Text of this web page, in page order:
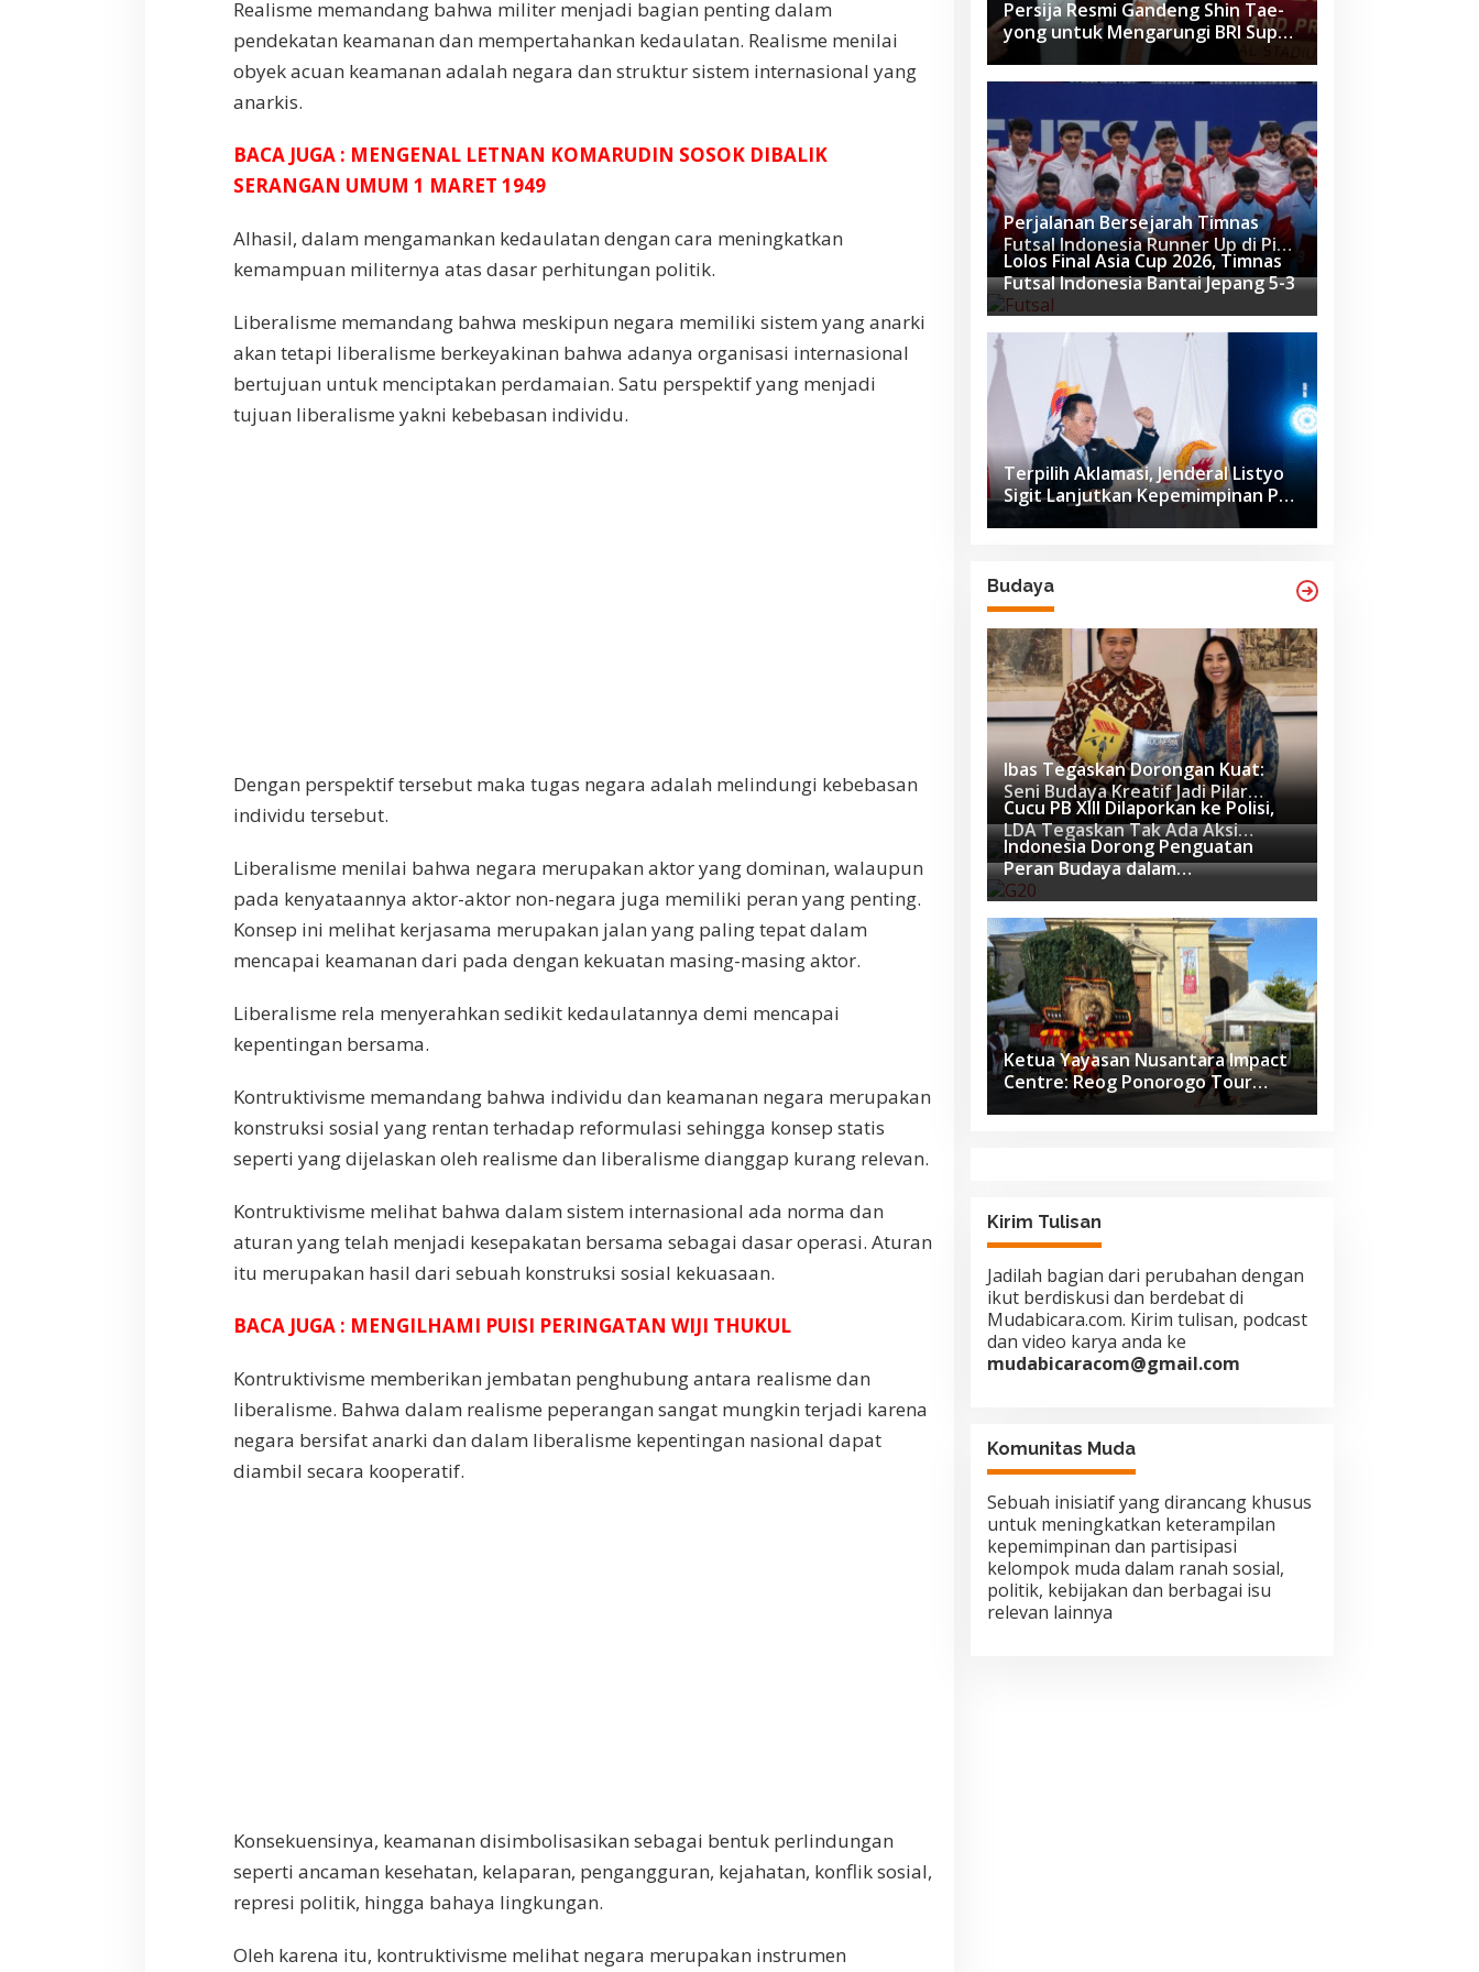
n
Realisme memandang bahwa militer menjadi bagian penting dalam
pendekatan keamanan dan mempertahankan kedaulatan. Realisme menilai
obyek acuan keamanan adalah negara dan struktur sistem internasional yang
anarkis.
BACA JUGA : MENGENAL LETNAN KOMARUDIN SOSOK DIBALIK
SERANGAN UMUM 1 MARET 1949
Alhasil, dalam mengamankan kedaulatan dengan cara meningkatkan
kemampuan militernya atas dasar perhitungan politik.
Liberalisme memandang bahwa meskipun negara memiliki sistem yang anarki
akan tetapi liberalisme berkeyakinan bahwa adanya organisasi internasional
bertujuan untuk menciptakan perdamaian. Satu perspektif yang menjadi
tujuan liberalisme yakni kebebasan individu.
Dengan perspektif tersebut maka tugas negara adalah melindungi kebebasan
individu tersebut.
Liberalisme menilai bahwa negara merupakan aktor yang dominan, walaupun
pada kenyataannya aktor-aktor non-negara juga memiliki peran yang penting.
Konsep ini melihat kerjasama merupakan jalan yang paling tepat dalam
mencapai keamanan dari pada dengan kekuatan masing-masing aktor.
Liberalisme rela menyerahkan sedikit kedaulatannya demi mencapai
kepentingan bersama.
Kontruktivisme memandang bahwa individu dan keamanan negara merupakan
konstruksi sosial yang rentan terhadap reformulasi sehingga konsep statis
seperti yang dijelaskan oleh realisme dan liberalisme dianggap kurang relevan.
Kontruktivisme melihat bahwa dalam sistem internasional ada norma dan
aturan yang telah menjadi kesepakatan bersama sebagai dasar operasi. Aturan
itu merupakan hasil dari sebuah konstruksi sosial kekuasaan.
BACA JUGA : MENGILHAMI PUISI PERINGATAN WIJI THUKUL
Kontruktivisme memberikan jembatan penghubung antara realisme dan
liberalisme. Bahwa dalam realisme peperangan sangat mungkin terjadi karena
negara bersifat anarki dan dalam liberalisme kepentingan nasional dapat
diambil secara kooperatif.
Konsekuensinya, keamanan disimbolisasikan sebagai bentuk perlindungan
seperti ancaman kesehatan, kelaparan, pengangguran, kejahatan, konflik sosial,
represi politik, hingga bahaya lingkungan.
Oleh karena itu, kontruktivisme melihat negara merupakan instrumen
Persija Resmi Gandeng Shin Tae-
yong untuk Mengarungi BRI Super
League 2026-2027
Perjalanan Bersejarah Timnas
Futsal Indonesia Runner Up di Piala
Asia Futsal 2026
Lolos Final Asia Cup 2026, Timnas
Futsal Indonesia Bantai Jepang 5-3
Terpilih Aklamasi, Jenderal Listyo
Sigit Lanjutkan Kepemimpinan PB
ISSI hingga 2029
Budaya
Ibas Tegaskan Dorongan Kuat:
Seni Budaya Kreatif Jadi Pilar
Utama Identitas dan Ekonomi
Nasional
Cucu PB XIII Dilaporkan ke Polisi,
LDA Tegaskan Tak Ada Aksi
Pemukulan
Indonesia Dorong Penguatan
Peran Budaya dalam
Pembangunan Global di Forum G20
Afrika Selatan
Ketua Yayasan Nusantara Impact
Centre: Reog Ponorogo Tour
Europe adalah Langkah Strategis
Kirim Tulisan
Jadilah bagian dari perubahan dengan
ikut berdiskusi dan berdebat di
Mudabicara.com. Kirim tulisan, podcast
dan video karya anda ke
mudabicaracom@gmail.com
Komunitas Muda
Sebuah inisiatif yang dirancang khusus
untuk meningkatkan keterampilan
kepemimpinan dan partisipasi
kelompok muda dalam ranah sosial,
politik, kebijakan dan berbagai isu
relevan lainnya